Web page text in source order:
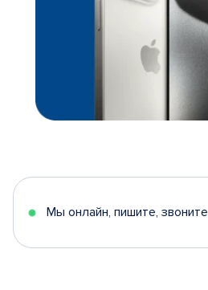
Мы онлайн, пишите, звоните